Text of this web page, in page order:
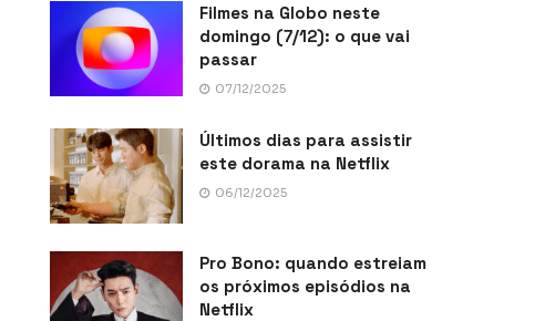
Filmes na Globo neste
domingo (7/12): o que vai
passar
07/12/2025
Últimos dias para assistir
este dorama na Netflix
06/12/2025
Pro Bono: quando estreiam
os próximos episódios na
Netflix